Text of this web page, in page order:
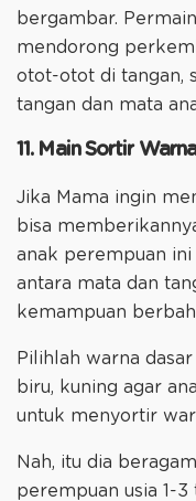
bergambar.
mendorong
otot-otot di tangan,
tangan dan mata
11. Main Sortir
Jika Mama ingin
bisa
anak perempuan
antara mata dan
kemampuan
Pilihlah warna
biru, kuning agar
untuk menyortir
Nah, itu dia
perempuan usia 1-3